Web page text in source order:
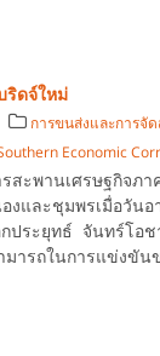
ริดจ์ใหม่
การขนส่งและการจั
Economic
ะพานเศรษฐกิจภ
งและชุมพรเมื่อวัน
ประยุทธ์ จันทร์โอ
ารถในการแข่งขัน